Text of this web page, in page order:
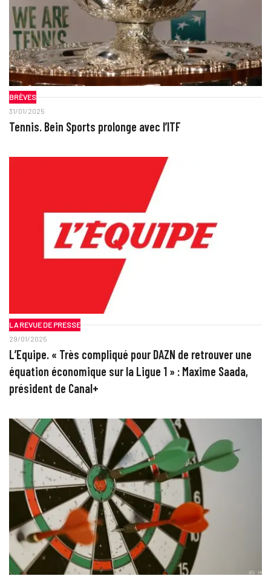
BRÈVES
31/01/2025
Tennis. Bein Sports prolonge avec l’ITF
LA REVUE DE PRESSE
29/01/2025
L’Equipe. « Très compliqué pour DAZN de retrouver une
équation économique sur la Ligue 1 » : Maxime Saada,
président de Canal+